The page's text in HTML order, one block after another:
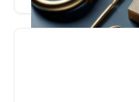
luksusowego
precyzję z